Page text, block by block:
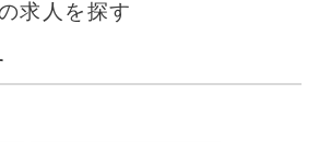
求人を探す